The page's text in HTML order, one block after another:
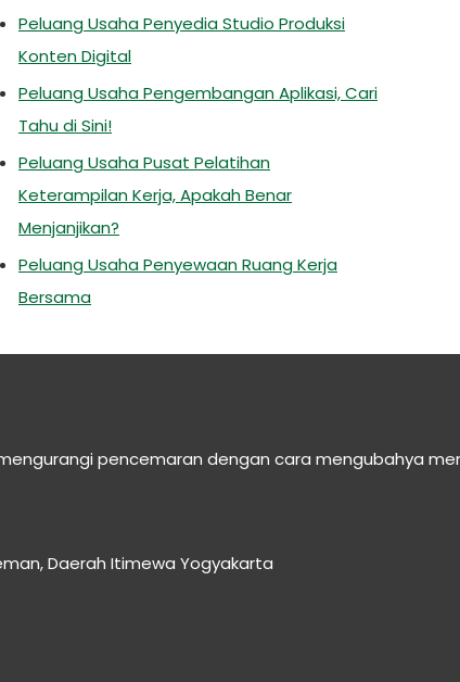
Peluang Usaha Penyedia Studio Produksi
Konten Digital
Peluang Usaha Pengembangan Aplikasi, Cari
Tahu di Sini!
Peluang Usaha Pusat Pelatihan
Keterampilan Kerja, Apakah Benar
Menjanjikan?
Peluang Usaha Penyewaan Ruang Kerja
Bersama
pencemaran dengan cara mengubahya
Daerah Itimewa Yogyakarta